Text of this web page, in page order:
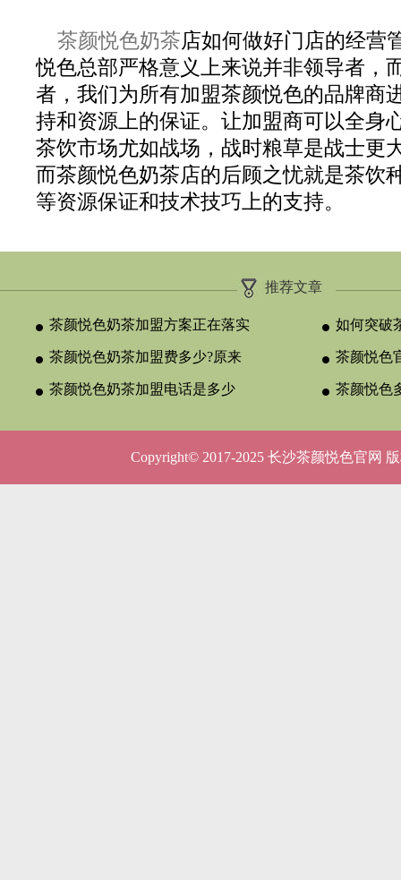
茶颜悦色奶茶店如何做好门店的经营
悦色总部严格意义上来说并非领导者，
者，我们为所有加盟茶颜悦色的品牌商
持和资源上的保证。让加盟商可以全身
茶饮市场尤如战场，战时粮草是战士更
而茶颜悦色奶茶店的后顾之忧就是茶饮
等资源保证和技术技巧上的支持。
推荐文章
茶颜悦色奶茶加盟方案正在落实 如何突破
颈？
茶颜悦色奶茶加盟费多少?原来
与合作类型
茶颜悦色
晚吗？
茶颜悦色奶茶加盟电话是多少 茶颜悦色
Copyright© 2017-2025 长沙茶颜悦色官网